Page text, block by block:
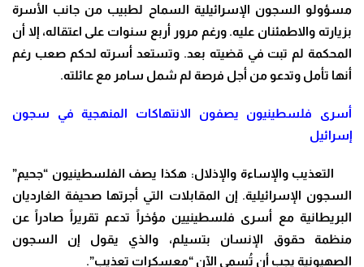
مسؤولو السجون الإسرائيلية السماح لطبيب من جانب الأسرة
بزيارته والاطمئنان عليه. ورغم مرور أربع سنوات على اعتقاله، إلا أن
المحكمة لم تبت في قضيته بعد. وتستعد أسرته لحكم صعب رغم
أنها تأمل وتدعو من أجل فرصة لم شمل سامر مع عائلته.
أسرى فلسطينيون يصفون الانتهاكات المنهجية في سجون
إسرائيل
التعذيب والإساءة والإذلال: هكذا يصف الفلسطينيون “جحيم”
السجون الإسرائيلية. إن المقابلات التي أجرتها صحيفة الغارديان
البريطانية مع أسرى فلسطينيين مؤخراً تدعم تقريراً صادراً عن
منظمة حقوق الإنسان بتسيلم، والذي يقول إن السجون
الصهيونية يجب أن تُسمى الآن “معسكرات تعذيب”.